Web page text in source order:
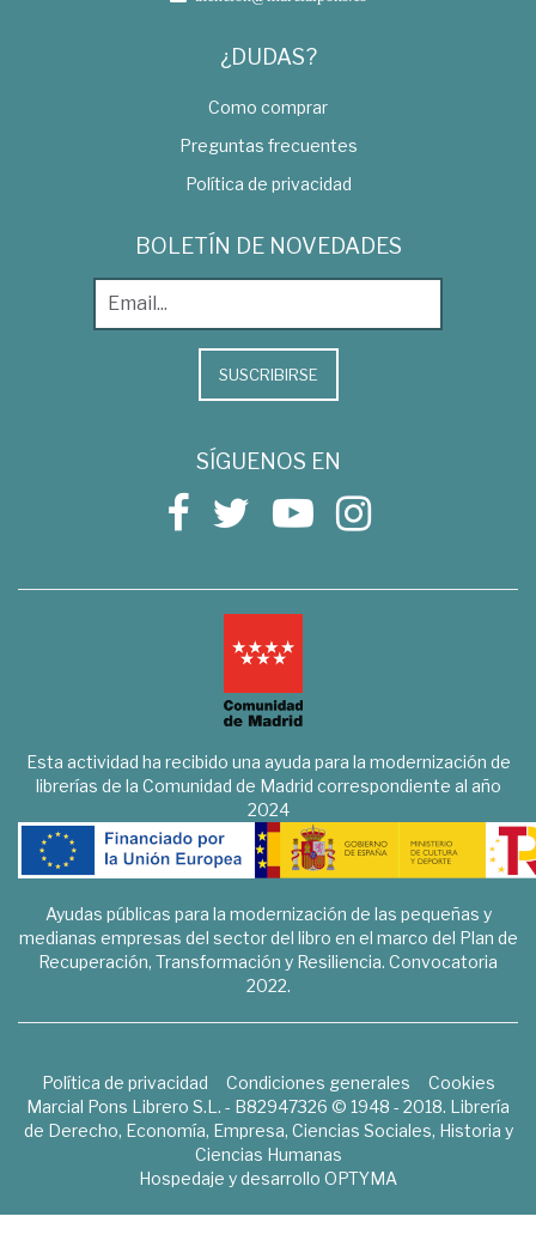
¿DUDAS?
Como comprar
Preguntas frecuentes
Política de privacidad
BOLETÍN DE NOVEDADES
SUSCRIBIRSE
SÍGUENOS EN
Esta actividad ha recibido una ayuda para la modernización de
librerías de la Comunidad de Madrid correspondiente al año
2024
Ayudas públicas para la modernización de las pequeñas y
medianas empresas del sector del libro en el marco del Plan de
Recuperación, Transformación y Resiliencia. Convocatoria
2022.
Política de privacidad Condiciones generales
Cookies
Marcial Pons Librero S.L. - B82947326 © 1948 - 2018. Librería
de Derecho, Economía, Empresa, Ciencias Sociales, Historia y
Ciencias Humanas
Hospedaje y desarrollo OPTYMA